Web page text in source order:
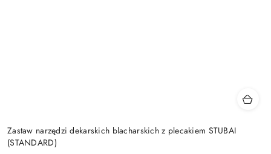
Zastaw narzędzi dekarskich blacharskich z plecakiem STUBAI
(STANDARD)